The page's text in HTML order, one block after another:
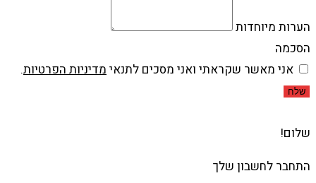
הערות מיוחדות
הסכמה
אני מאשר שקראתי ואני מסכים לתנאי מדיניות הפרטיות.
שלח
שלום!
התחבר לחשבון שלך